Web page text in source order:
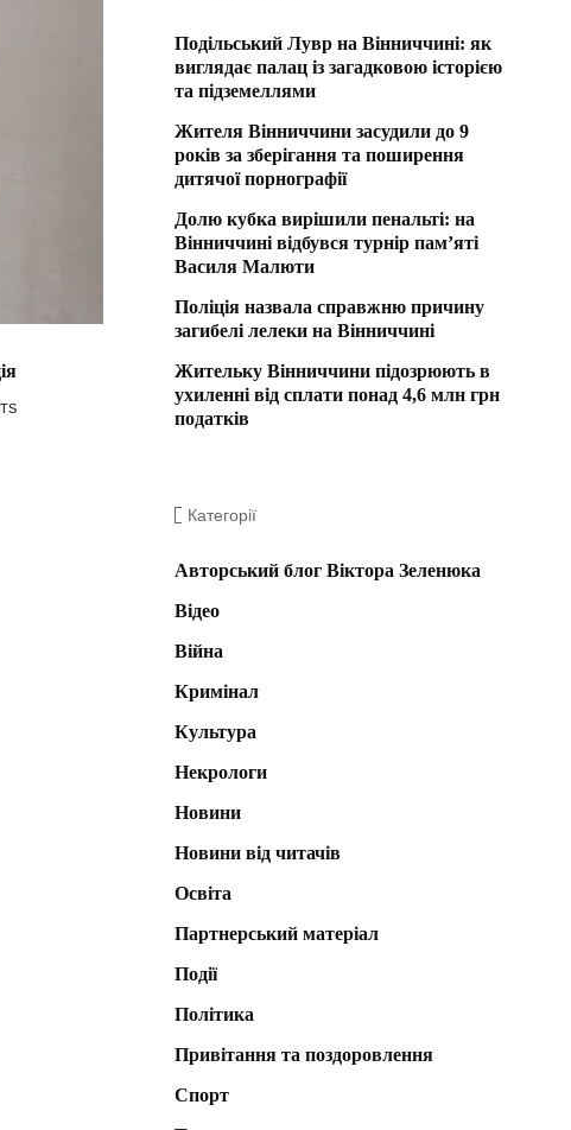
Подільський Лувр на Вінниччині: як
виглядає палац із загадковою історією
та підземеллями
Жителя Вінниччини засудили до 9
років за зберігання та поширення
дитячої порнографії
Долю кубка вирішили пенальті: на
Вінниччині відбувся турнір пам’яті
Василя Малюти
Поліція назвала справжню причину
загибелі лелеки на Вінниччині
Жительку Вінниччини підозрюють в
ухиленні від сплати понад 4,6 млн грн
податків
Категорії
Авторський блог Віктора Зеленюка
Відео
Війна
Кримінал
Культура
Некрологи
Новини
Новини від читачів
Освіта
Партнерський матеріал
Події
Політика
Привітання та поздоровлення
Спорт